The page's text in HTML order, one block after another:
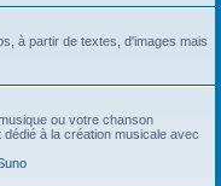
à partir de textes, d'images mais
ou votre chanson
à la création musicale avec